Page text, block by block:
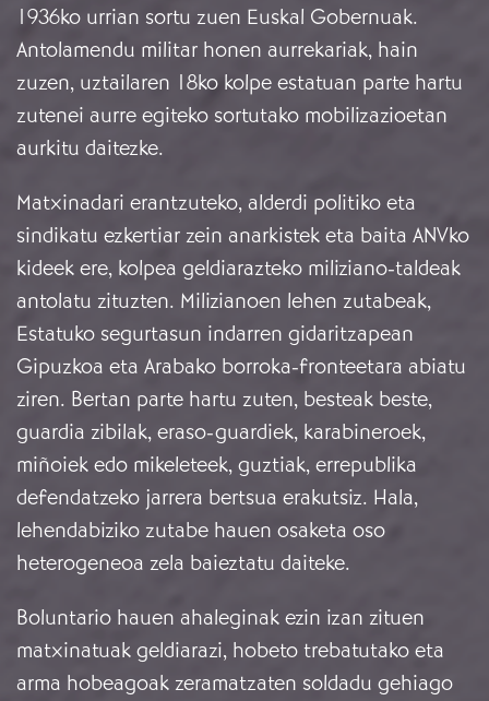
1936ko urrian sortu zuen Euskal Gobernuak.
Antolamendu militar honen aurrekariak, hain
zuzen, uztailaren 18ko kolpe estatuan parte hartu
zutenei aurre egiteko sortutako mobilizazioetan
aurkitu daitezke.
Matxinadari erantzuteko, alderdi politiko eta
sindikatu ezkertiar zein anarkistek eta baita ANVko
kideek ere, kolpea geldiarazteko miliziano-taldeak
antolatu zituzten. Milizianoen lehen zutabeak,
Estatuko segurtasun indarren gidaritzapean
Gipuzkoa eta Arabako borroka-fronteetara abiatu
ziren. Bertan parte hartu zuten, besteak beste,
guardia zibilak, eraso-guardiek, karabineroek,
miñoiek edo mikeleteek, guztiak, errepublika
defendatzeko jarrera bertsua erakutsiz. Hala,
lehendabiziko zutabe hauen osaketa oso
heterogeneoa zela baieztatu daiteke.
Boluntario hauen ahaleginak ezin izan zituen
matxinatuak geldiarazi, hobeto trebatutako eta
arma hobeagoak zeramatzaten soldadu gehiago